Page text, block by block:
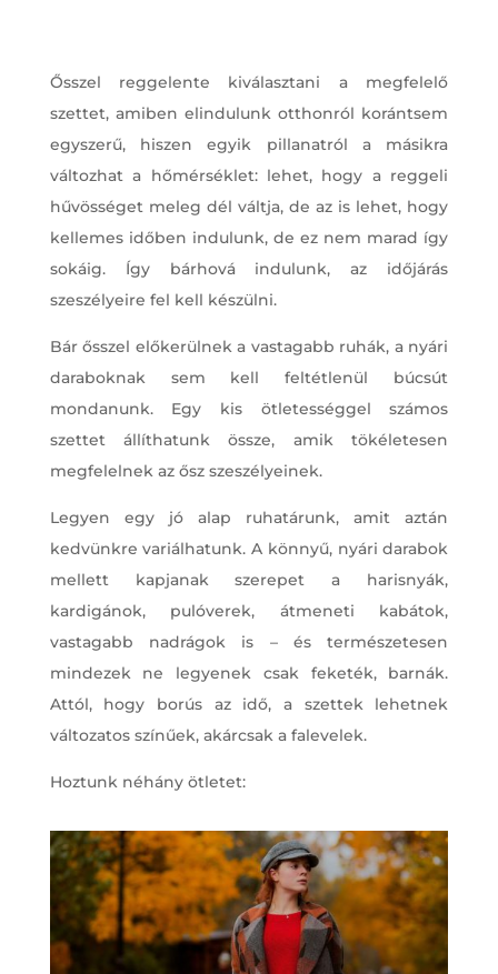
Ősszel reggelente kiválasztani a megfelelő
szettet, amiben elindulunk otthonról korántsem
egyszerű, hiszen egyik pillanatról a másikra
változhat a hőmérséklet: lehet, hogy a reggeli
hűvösséget meleg dél váltja, de az is lehet, hogy
kellemes időben indulunk, de ez nem marad így
sokáig. Így bárhová indulunk, az időjárás
szeszélyeire fel kell készülni.
Bár ősszel előkerülnek a vastagabb ruhák, a nyári
daraboknak sem kell feltétlenül búcsút
mondanunk. Egy kis ötletességgel számos
szettet állíthatunk össze, amik tökéletesen
megfelelnek az ősz szeszélyeinek.
Legyen egy jó alap ruhatárunk, amit aztán
kedvünkre variálhatunk. A könnyű, nyári darabok
mellett kapjanak szerepet a harisnyák,
kardigánok, pulóverek, átmeneti kabátok,
vastagabb nadrágok is – és természetesen
mindezek ne legyenek csak feketék, barnák.
Attól, hogy borús az idő, a szettek lehetnek
változatos színűek, akárcsak a falevelek.
Hoztunk néhány ötletet: